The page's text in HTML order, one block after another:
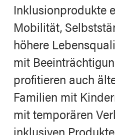
Inklusionprodukte
Mobilität,
höhere
mit
profitieren auch
Familien mit
mit temporären
inklusiven